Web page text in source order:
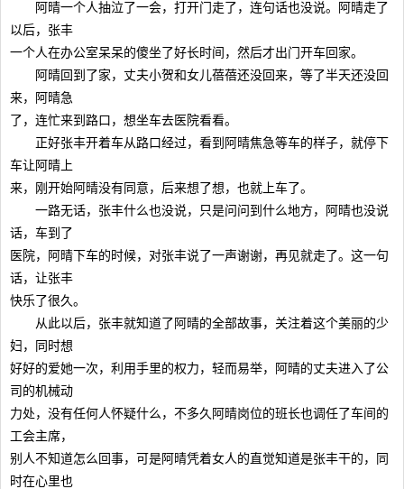
阿晴一个人抽泣了一会，打开门走了，连句话也没说。阿晴走了
以后，张丰
一个人在办公室呆呆的傻坐了好长时间，然后才出门开车回家。
阿晴回到了家，丈夫小贺和女儿蓓蓓还没回来，等了半天还没回
来，阿晴急
了，连忙来到路口，想坐车去医院看看。
正好张丰开着车从路口经过，看到阿晴焦急等车的样子，就停下
车让阿晴上
来，刚开始阿晴没有同意，后来想了想，也就上车了。
一路无话，张丰什么也没说，只是问问到什么地方，阿晴也没说
话，车到了
医院，阿晴下车的时候，对张丰说了一声谢谢，再见就走了。这一句
话，让张丰
快乐了很久。
从此以后，张丰就知道了阿晴的全部故事，关注着这个美丽的少
妇，同时想
好好的爱她一次，利用手里的权力，轻而易举，阿晴的丈夫进入了公
司的机械动
力处，没有任何人怀疑什么，不多久阿晴岗位的班长也调任了车间的
工会主席，
别人不知道怎么回事，可是阿晴凭着女人的直觉知道是张丰干的，同
时在心里也